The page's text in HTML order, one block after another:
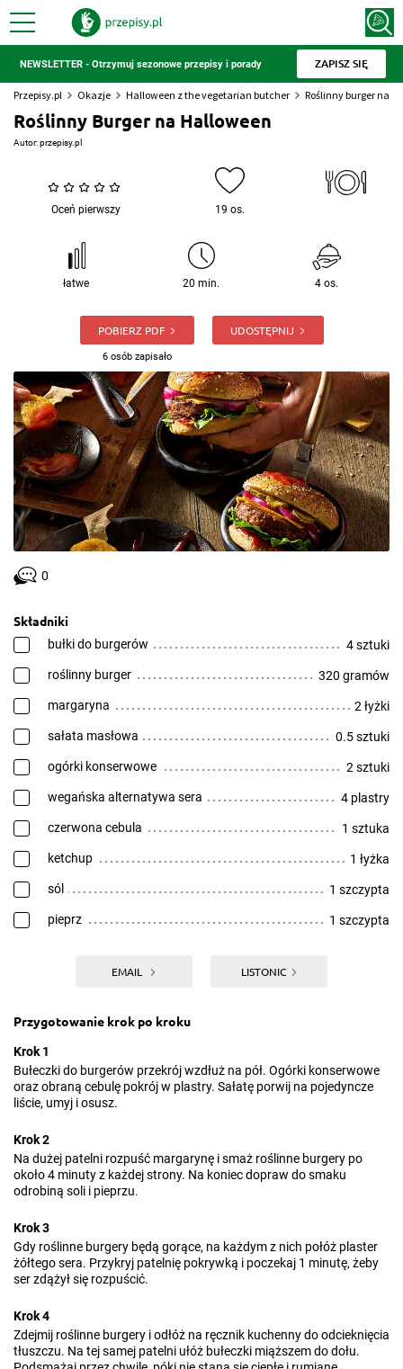
NEWSLETTER - Otrzymuj sezonowe przepisy i porady ZAPISZ SIĘ
Przepisy.pl Okazje Halloween z the vegetarian butcher Roślinny burger na
Roślinny Burger na Halloween
Autor:przepisy.pl
Oceń pierwszy 19 os.
łatwe 20 min. 4 os.
POBIERZ PDF
6 osób zapisało
UDOSTĘPNIJ
0
Składniki
bułki do burgerów 4 sztuki
roślinny burger 320 gramów
margaryna 2 łyżki
sałata masłowa 0.5 sztuki
ogórki konserwowe 2 sztuki
wegańska alternatywa sera 4 plastry
czerwona cebula 1 sztuka
ketchup 1 łyżka
sól 1 szczypta
pieprz 1 szczypta
EMAIL LISTONIC
Przygotowanie krok po kroku
Krok 1
Bułeczki do burgerów przekrój wzdłuż na pół. Ogórki konserwowe
oraz obraną cebulę pokrój w plastry. Sałatę porwij na pojedyncze
liście, umyj i osusz.
Krok 2
Na dużej patelni rozpuść margarynę i smaż roślinne burgery po
około 4 minuty z każdej strony. Na koniec dopraw do smaku
odrobiną soli i pieprzu.
Krok 3
Gdy roślinne burgery będą gorące, na każdym z nich połóż plaster
żółtego sera. Przykryj patelnię pokrywką i poczekaj 1 minutę, żeby
ser zdążył się rozpuścić.
Krok 4
Zdejmij roślinne burgery i odłóż na ręcznik kuchenny do odcieknięcia
tłuszczu. Na tej samej patelni ułóż bułeczki miąższem do dołu.